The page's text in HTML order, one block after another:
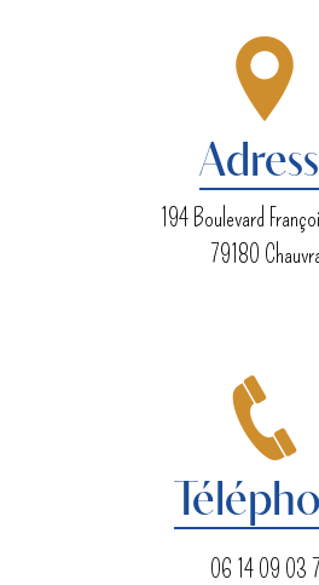
194 Boulevard
79180
06 14 09 03